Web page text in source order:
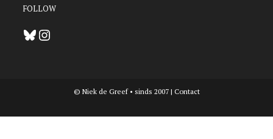
FOLLOW
BlueskyInstagram
© Niek de Greef • sinds 2007 | Contact